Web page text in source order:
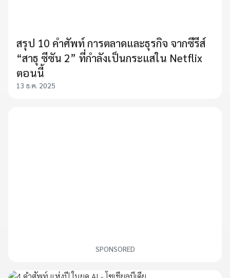
สรุป 10 คำศัพท์ การตลาดและธุรกิจ จากซีรีส์
“สาธุ ซีซัน 2” ที่กำลังเป็นกระแสใน Netflix
ตอนนี้
13 ธ.ค. 2025
SPONSORED